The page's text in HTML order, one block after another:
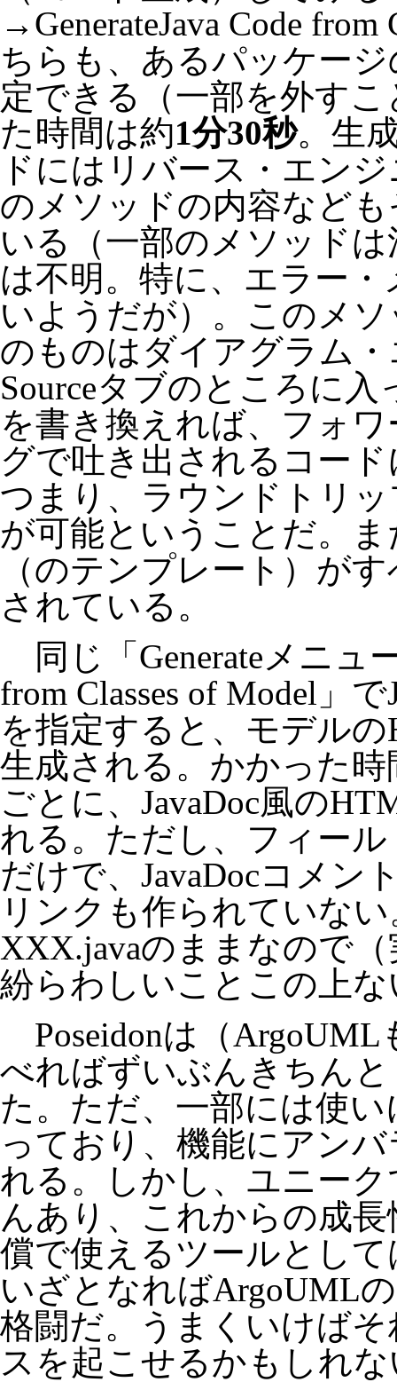
→GenerateJava Code
ちらも、あるパッケー
定できる（一部を外す
た時間は約1分30秒。生
ドにはリバース・エン
のメソッドの内容など
いる（一部のメソッド
は不明。特に、エラー
いようだが）。このメ
のものはダイアグラム・
Sourceタブのところに
を書き換えれば、フォ
グで吐き出されるコー
つまり、ラウンドトリ
が可能ということだ。ま
（のテンプレート）が
されている。
同じ「Generateメニュ
from Classes of Model」
を指定すると、モデル
生成される。かかった時
ごとに、JavaDoc風の
れる。ただし、フィー
だけで、JavaDocコメン
リンクも作られていな
XXX.javaのままなので
紛らわしいことこの上な
Poseidonは（ArgoUML
べればずいぶんきちん
た。ただ、一部には使
っており、機能にアン
れる。しかし、ユニー
んあり、これからの成
償で使えるツールとし
いざとなればArgoUML
格闘だ。うまくいけば
スを起こせるかもしれ